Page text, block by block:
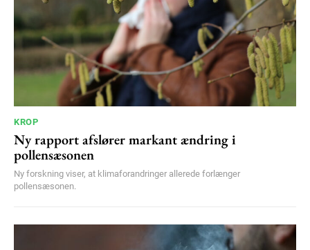
Nullam eu erat condimentum
Donec quis est ac felis
Orci varius natoque dolor
YEARLY PRICING MONTHLY PRICING
KROP
Ny rapport afslører markant ændring i
pollensæsonen
Ny forskning viser, at klimaforandringer allerede forlænger
pollensæsonen.